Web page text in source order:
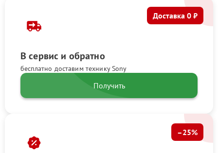
В сервис и обратно
бесплатно доставим технику Sony
Доставка 0 ₽
Получить
–25%